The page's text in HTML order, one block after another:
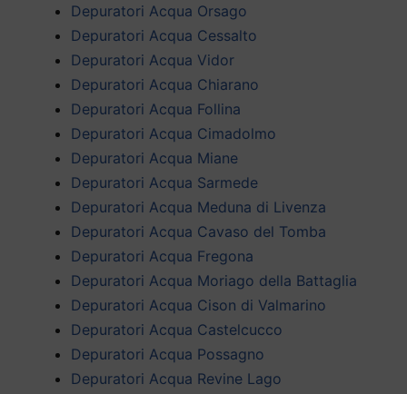
Depuratori Acqua Orsago
Depuratori Acqua Cessalto
Depuratori Acqua Vidor
Depuratori Acqua Chiarano
Depuratori Acqua Follina
Depuratori Acqua Cimadolmo
Depuratori Acqua Miane
Depuratori Acqua Sarmede
Depuratori Acqua Meduna di Livenza
Depuratori Acqua Cavaso del Tomba
Depuratori Acqua Fregona
Depuratori Acqua Moriago della Battaglia
Depuratori Acqua Cison di Valmarino
Depuratori Acqua Castelcucco
Depuratori Acqua Possagno
Depuratori Acqua Revine Lago